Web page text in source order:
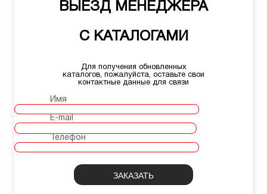
ВЫЕЗД МЕНЕДЖЕРА
С КАТАЛОГАМИ
Для получения обновленных
каталогов, пожалуйста, оставьте свои
контактные данные для связи
Имя
E-mail
Телефон